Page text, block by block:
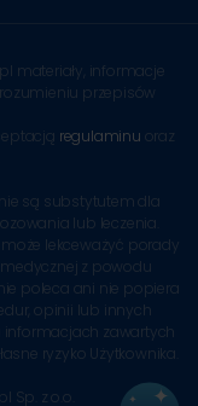
materiały, informacje
przepisów
regulaminu oraz
są substytutem dla
lub leczenia.
lekceważyć porady
z powodu
poleca ani nie popiera
opinii lub innych
informacjach zawartych
ryzyko Użytkownika.
Sp. z o.o.